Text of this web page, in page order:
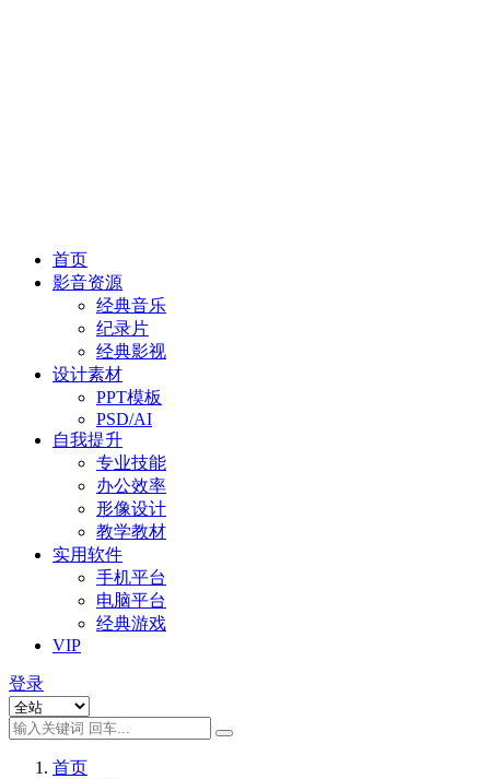
首页
影音资源
经典音乐
纪录片
经典影视
设计素材
PPT模板
PSD/AI
自我提升
专业技能
办公效率
形像设计
教学教材
实用软件
手机平台
电脑平台
经典游戏
VIP
登录
首页